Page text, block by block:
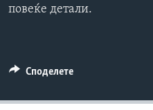
повеќе детали.
Споделете